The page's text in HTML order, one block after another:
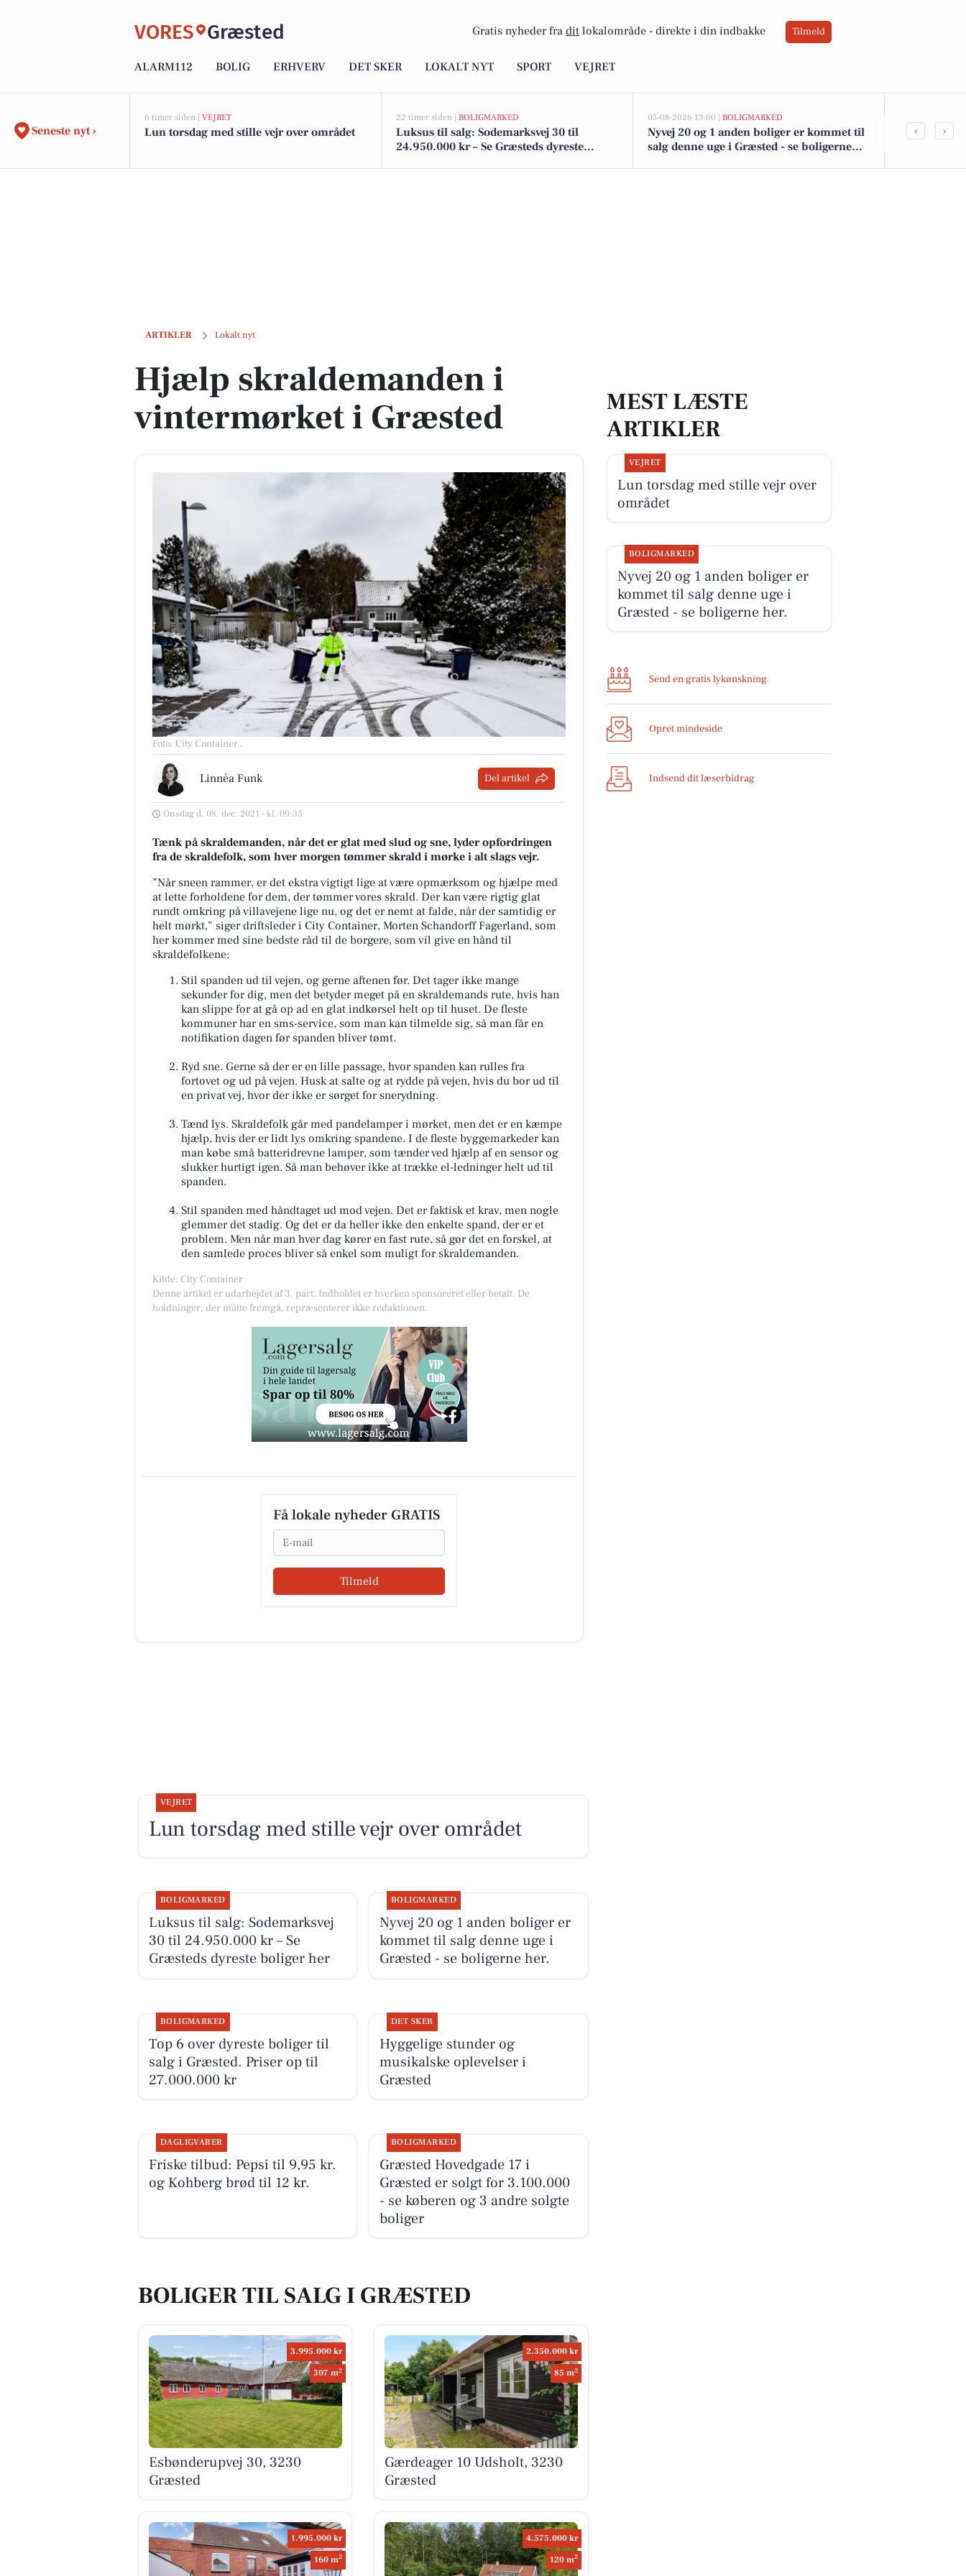
VORES Græsted Gratis nyheder fra dit lokalområde - direkte i din indbakke Tilmeld
ALARM112 BOLIG ERHVERV DET SKER LOKALT NYT SPORT VEJRET
Seneste nyt ›
6 timer siden | VEJRET
Lun torsdag med stille vejr over området
22 timer siden | BOLIGMARKED
Luksus til salg: Sodemarksvej 30 til
24.950.000 kr – Se Græsteds dyreste
05-08-2026 13:00 | BOLIGMARKED
Nyvej 20 og 1 anden boliger er kommet til
salg denne uge i Græsted - se boligerne
Top 6 over
‹ ›
ARTIKLER Lokalt nyt
Hjælp skraldemanden i vintermørket i Græsted
Hjælp skraldemanden i
vintermørket i Græsted
Foto: City Container .
Linnéa Funk Del artikel
Onsdag d. 08. dec. 2021 - kl. 09:35
Tænk på skraldemanden, når det er glat med slud og sne, lyder opfordringen
fra de skraldefolk, som hver morgen tømmer skrald i mørke i alt slags vejr.
”Når sneen rammer, er det ekstra vigtigt lige at være opmærksom og hjælpe med
at lette forholdene for dem, der tømmer vores skrald. Der kan være rigtig glat
rundt omkring på villavejene lige nu, og det er nemt at falde, når der samtidig er
helt mørkt,” siger driftsleder i City Container, Morten Schandorff Fagerland, som
her kommer med sine bedste råd til de borgere, som vil give en hånd til
skraldefolkene:
Stil spanden ud til vejen, og gerne aftenen før. Det tager ikke mange
sekunder for dig, men det betyder meget på en skraldemands rute, hvis han
kan slippe for at gå op ad en glat indkørsel helt op til huset. De fleste
kommuner har en sms-service, som man kan tilmelde sig, så man får en
notifikation dagen før spanden bliver tømt.
Ryd sne. Gerne så der er en lille passage, hvor spanden kan rulles fra
fortovet og ud på vejen. Husk at salte og at rydde på vejen, hvis du bor ud til
en privat vej, hvor der ikke er sørget for snerydning.
Tænd lys. Skraldefolk går med pandelamper i mørket, men det er en kæmpe
hjælp, hvis der er lidt lys omkring spandene. I de fleste byggemarkeder kan
man købe små batteridrevne lamper, som tænder ved hjælp af en sensor og
slukker hurtigt igen. Så man behøver ikke at trække el-ledninger helt ud til
spanden.
Stil spanden med håndtaget ud mod vejen. Det er faktisk et krav, men nogle
glemmer det stadig. Og det er da heller ikke den enkelte spand, der er et
problem. Men når man hver dag kører en fast rute, så gør det en forskel, at
den samlede proces bliver så enkel som muligt for skraldemanden.
Kilde: City Container
Denne artikel er udarbejdet af 3. part. Indholdet er hverken sponsoreret eller betalt. De
holdninger, der måtte fremgå, repræsenterer ikke redaktionen.
Få lokale nyheder GRATIS
Email
Tilmeld
MEST LÆSTE
ARTIKLER
VEJRET
Lun torsdag med stille vejr over
området
BOLIGMARKED
Nyvej 20 og 1 anden boliger er
kommet til salg denne uge i
Græsted - se boligerne her.
Send en gratis lykønskning
Opret mindeside
Indsend dit læserbidrag
VEJRET
Lun torsdag med stille vejr over området
BOLIGMARKED
Luksus til salg: Sodemarksvej
30 til 24.950.000 kr – Se
Græsteds dyreste boliger her
BOLIGMARKED
Nyvej 20 og 1 anden boliger er
kommet til salg denne uge i
Græsted - se boligerne her.
BOLIGMARKED
Top 6 over dyreste boliger til
salg i Græsted. Priser op til
27.000.000 kr
DET SKER
Hyggelige stunder og
musikalske oplevelser i
Græsted
DAGLIGVARER
Friske tilbud: Pepsi til 9,95 kr.
og Kohberg brød til 12 kr.
BOLIGMARKED
Græsted Hovedgade 17 i
Græsted er solgt for 3.100.000
- se køberen og 3 andre solgte
boliger
BOLIGER TIL SALG I GRÆSTED
3.995.000 kr
307 m2
Esbønderupvej 30, 3230
Græsted
2.350.000 kr
85 m2
Gærdeager 10 Udsholt, 3230
Græsted
1.995.000 kr
160 m2
4.575.000 kr
120 m2